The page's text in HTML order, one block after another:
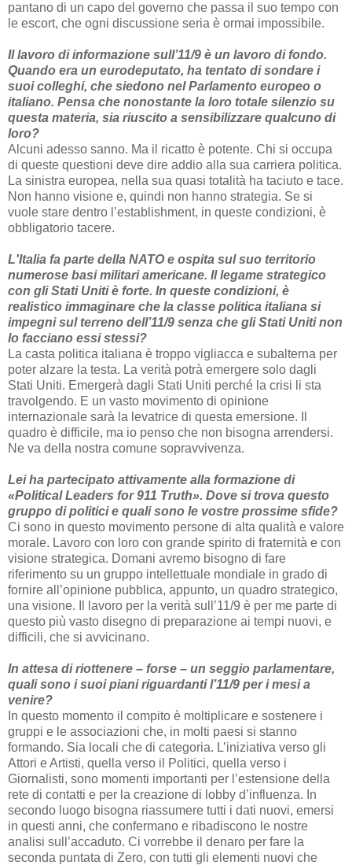
pantano di un capo del governo che passa il suo tempo con
le escort, che ogni discussione seria è ormai impossibile.
Il lavoro di informazione sull’11/9 è un lavoro di fondo.
Quando era un eurodeputato, ha tentato di sondare i
suoi colleghi, che siedono nel Parlamento europeo o
italiano. Pensa che nonostante la loro totale silenzio su
questa materia, sia riuscito a sensibilizzare qualcuno di
loro?
Alcuni adesso sanno. Ma il ricatto è potente. Chi si occupa
di queste questioni deve dire addio alla sua carriera politica.
La sinistra europea, nella sua quasi totalità ha taciuto e tace.
Non hanno visione e, quindi non hanno strategia. Se si
vuole stare dentro l’establishment, in queste condizioni, è
obbligatorio tacere.
L'Italia fa parte della NATO e ospita sul suo territorio
numerose basi militari americane. Il legame strategico
con gli Stati Uniti è forte. In queste condizioni, è
realistico immaginare che la classe politica italiana si
impegni sul terreno dell’11/9 senza che gli Stati Uniti non
lo facciano essi stessi?
La casta politica italiana è troppo vigliacca e subalterna per
poter alzare la testa. La verità potrà emergere solo dagli
Stati Uniti. Emergerà dagli Stati Uniti perché la crisi li sta
travolgendo. E un vasto movimento di opinione
internazionale sarà la levatrice di questa emersione. Il
quadro è difficile, ma io penso che non bisogna arrendersi.
Ne va della nostra comune sopravvivenza.
Lei ha partecipato attivamente alla formazione di
«Political Leaders for 911 Truth». Dove si trova questo
gruppo di politici e quali sono le vostre prossime sfide?
Ci sono in questo movimento persone di alta qualità e valore
morale. Lavoro con loro con grande spirito di fraternità e con
visione strategica. Domani avremo bisogno di fare
riferimento su un gruppo intellettuale mondiale in grado di
fornire all’opinione pubblica, appunto, un quadro strategico,
una visione. Il lavoro per la verità sull’11/9 è per me parte di
questo più vasto disegno di preparazione ai tempi nuovi, e
difficili, che si avvicinano.
In attesa di riottenere – forse – un seggio parlamentare,
quali sono i suoi piani riguardanti l’11/9 per i mesi a
venire?
In questo momento il compito è moltiplicare e sostenere i
gruppi e le associazioni che, in molti paesi si stanno
formando. Sia locali che di categoria. L’iniziativa verso gli
Attori e Artisti, quella verso il Politici, quella verso i
Giornalisti, sono momenti importanti per l’estensione della
rete di contatti e per la creazione di lobby d’influenza. In
secondo luogo bisogna riassumere tutti i dati nuovi, emersi
in questi anni, che confermano e ribadiscono le nostre
analisi sull’accaduto. Ci vorrebbe il denaro per fare la
seconda puntata di Zero, con tutti gli elementi nuovi che